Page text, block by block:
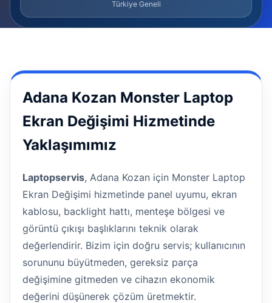
Türkiye Geneli
Adana Kozan Monster Laptop
Ekran Değişimi Hizmetinde
Yaklaşımımız
Laptopservis, Adana Kozan için Monster Laptop
Ekran Değişimi hizmetinde panel uyumu, ekran
kablosu, backlight hattı, menteşe bölgesi ve
görüntü çıkışı başlıklarını teknik olarak
değerlendirir. Bizim için doğru servis; kullanıcının
sorununu büyütmeden, gereksiz parça
değişimine gitmeden ve cihazın ekonomik
değerini düşünerek çözüm üretmektir.